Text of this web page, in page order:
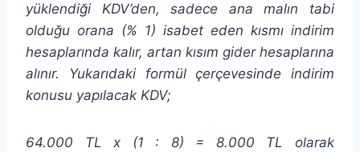
yüklendiği KDV’den, sadece ana malın tabi
olduğu orana (% 1) isabet eden kısmı indirim
hesaplarında kalır, artan kısım gider hesaplarına
alınır. Yukarıdaki formül çerçevesinde indirim
konusu yapılacak KDV;
64.000 TL x (1 : 8) = 8.000 TL olarak